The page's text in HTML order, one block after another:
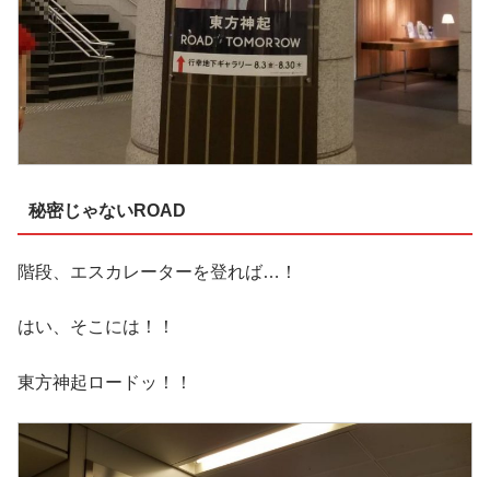
秘密じゃないROAD
階段、エスカレーターを登れば…！
はい、そこには！！
東方神起ロードッ！！